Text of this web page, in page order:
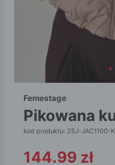
Femestage
pikowana
kod produktu: 25J-JAC1100-
144.99 zł